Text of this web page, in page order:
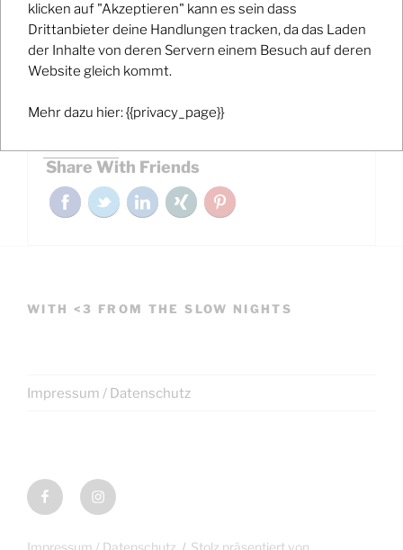
Veranstaltungsarten
Concert
Veranstaltungskategorie
Share With Friends
WITH <3 FROM THE SLOW NIGHTS
Impressum / Datenschutz
FacebookInstagram
Impressum / Datenschutz Stolz präsentiert von
klicken auf "Akzeptieren" kann es sein dass
Drittanbieter deine Handlungen tracken, da das Laden
der Inhalte von deren Servern einem Besuch auf deren
Website gleich kommt.
Mehr dazu hier: {{privacy_page}}